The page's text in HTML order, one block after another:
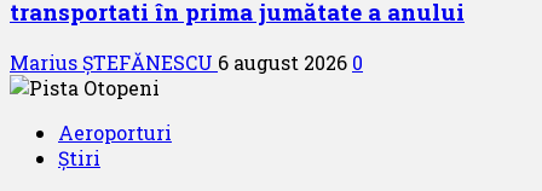
transportati în prima jumătate a anului
Marius ȘTEFĂNESCU 6 august 2026 0
Aeroporturi
Știri